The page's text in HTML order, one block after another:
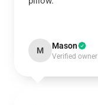
M Mason
Verified owner